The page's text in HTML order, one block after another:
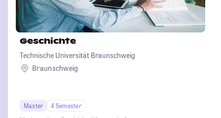
Geschichte
Technische Universität Braunschweig
Braunschweig
Master
4 Semester